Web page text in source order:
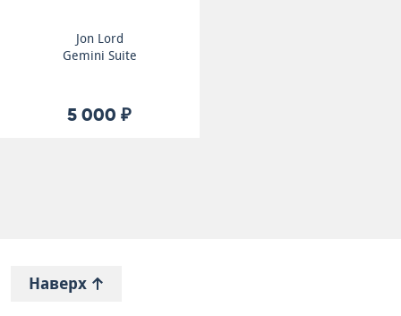
Jon Lord
Gemini Suite
5 000 ₽
Наверх